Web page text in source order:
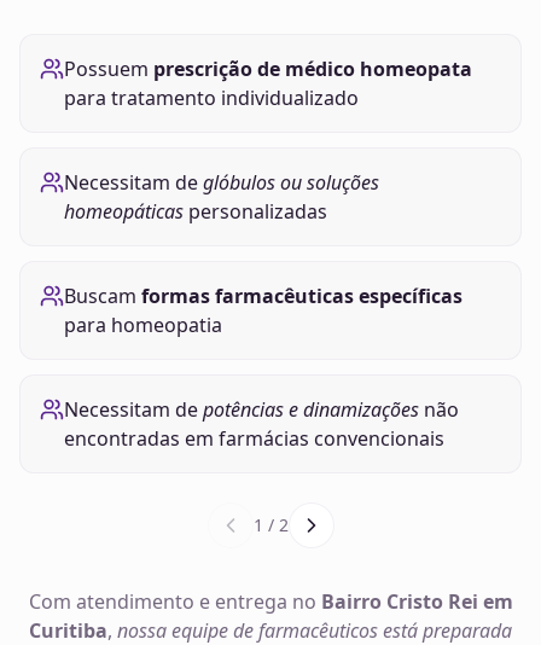
Possuem prescrição de médico homeopata
para tratamento individualizado
Necessitam deglóbulos ou soluções
homeopáticas personalizadas
Buscam formas farmacêuticas específicas
para homeopatia
Necessitam depotências e dinamizações não
encontradas em farmácias convencionais
1 / 2
Com atendimento e entrega no Bairro Cristo Rei em
Curitiba, nossa equipe de farmacêuticos está preparada